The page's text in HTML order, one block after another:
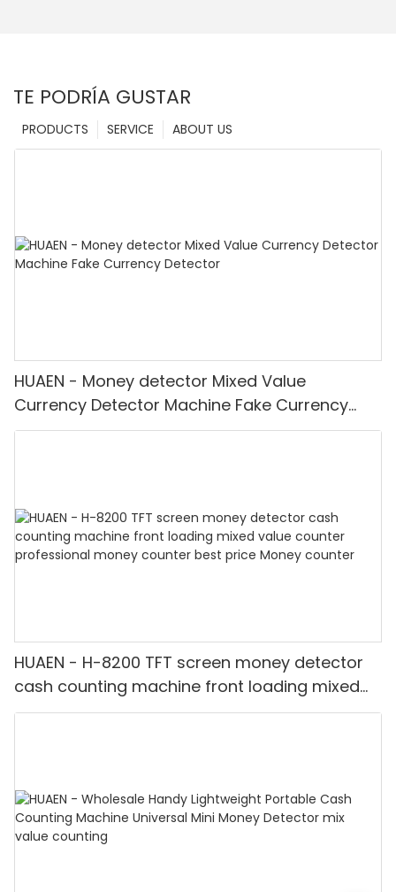
TE PODRÍA GUSTAR
ABOUT US
SERVICE
PRODUCTS
HUAEN - Money detector Mixed Value
Currency Detector Machine Fake Currency
Detector
HUAEN - H-8200 TFT screen money detector
cash counting machine front loading mixed
value counter professional money counter